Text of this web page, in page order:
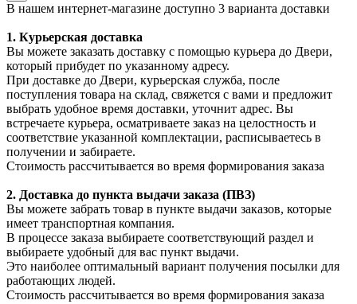
В нашем интернет-магазине доступно 3 варианта доставки
1. Курьерская доставка
Вы можете заказать доставку с помощью курьера до Двери,
который прибудет по указанному адресу.
При доставке до Двери, курьерская служба, после
поступления товара на склад, свяжется с вами и предложит
выбрать удобное время доставки, уточнит адрес. Вы
встречаете курьера, осматриваете заказ на целостность и
соответствие указанной комплектации, расписываетесь в
получении и забираете.
Стоимость рассчитывается во время формирования заказа
2. Доставка до пункта выдачи заказа (ПВЗ)
Вы можете забрать товар в пункте выдачи заказов, которые
имеет транспортная компания.
В процессе заказа выбираете соответствующий раздел и
выбираете удобный для вас пункт выдачи.
Это наиболее оптимальный вариант получения посылки для
работающих людей.
Стоимость рассчитывается во время формирования заказа